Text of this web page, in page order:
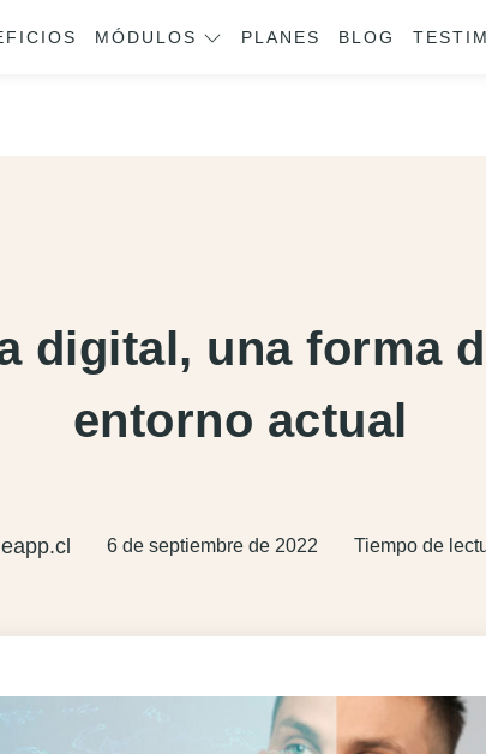
MÓDULOS PLANES BLOG
digital, una forma
entorno actual
6 de septiembre de 2022 Tiempo de